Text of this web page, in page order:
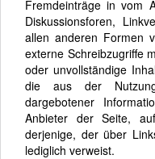
Fremdeinträge in vom
Diskussionsforen,
allen anderen Formen
externe Schreibzugriffe
oder unvollständige
die aus der
dargebotener
Anbieter der Seite,
derjenige, der über
lediglich verweist.